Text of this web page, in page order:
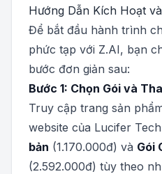
Hướng Dẫn Kích Hoạt
Để bắt đầu hành trình
phức tạp với Z.AI, bạn
bước đơn giản sau:
Bước 1: Chọn Gói và
Truy cập trang sản
website của Lucifer
bản (1.170.000đ) và Gói
(2.592.000đ) tùy theo